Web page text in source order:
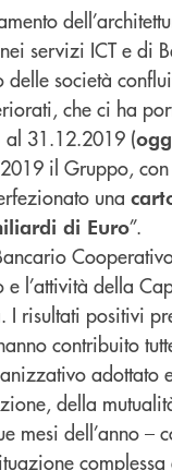
servizi ICT e di
società
che ci ha
al 31.12.2019 (
il Gruppo,
una
di Euro”.
l’attività della
I risultati positivi
contribuito
adottato
della
mesi dell’anno –